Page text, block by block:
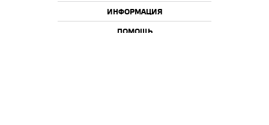
ИНФОРМАЦИЯ
ПОМОЩЬ